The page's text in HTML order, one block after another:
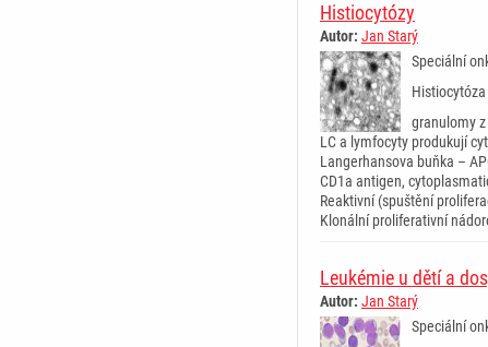
Histiocytózy
Autor: Jan Starý
Speciální
granulomy
LC a lymfocyty produkují
Langerhansova buňka –
CD1a antigen,
Reaktivní (spuštění
Klonální proliferativní
Leukémie u dětí a
Autor: Jan Starý
Speciální